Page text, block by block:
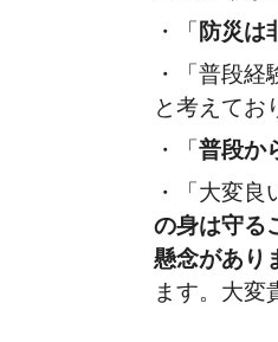
・「 防災は
・「普段
と考えてお
・「普段か
・「大変良
の身は守る
懸念があり
ます。大変